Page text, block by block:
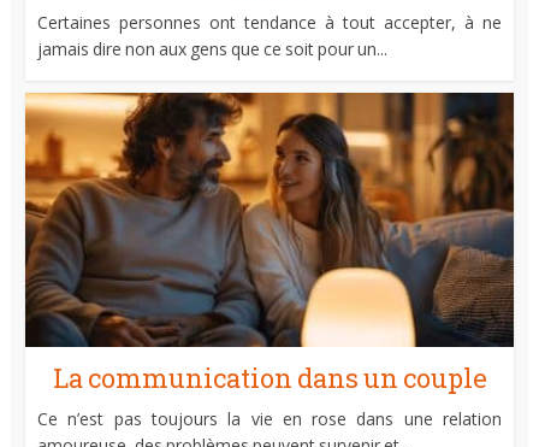
Certaines personnes ont tendance à tout accepter, à ne
jamais dire non aux gens que ce soit pour un...
La communication dans un couple
Ce n’est pas toujours la vie en rose dans une relation